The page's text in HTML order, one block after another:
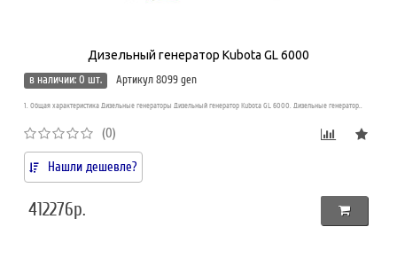
Дизельный генератор Kubota GL 6000
в наличии: 0 шт.
Артикул 8099 gen
1. Общая характеристика Дизельные генераторы Дизельный генератор Kubota GL 6000. Дизельные генератор..
(0)
Нашли дешевле?
412276р.